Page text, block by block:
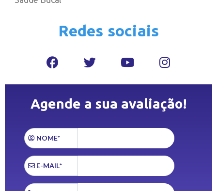
Redes sociais
Agende a sua avaliação!
NOME*
E-MAIL*